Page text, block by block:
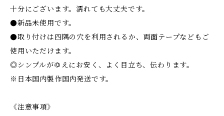
十分にございます。濡れても大丈夫です。
●新品未使用です。
●取り付けは四隅の穴を利用されるか、両面テープなどもご
使用いただけます。
◎シンプルがゆえにお安く、よく目立ち、伝わります。
※日本国内製作国内発送です。
《注意事項》